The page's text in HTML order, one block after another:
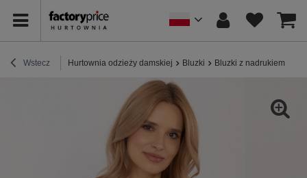
Wstecz Hurtownia odzieży damskiej Bluzki Bluzki z nadrukiem